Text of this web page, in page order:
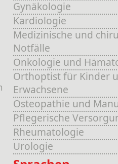
Gynäkologie
Kardiologie
Medizinische und
Notfälle
Onkologie und
Orthoptist für Kinder
Erwachsene
Osteopathie und
Pflegerische
Rheumatologie
Urologie